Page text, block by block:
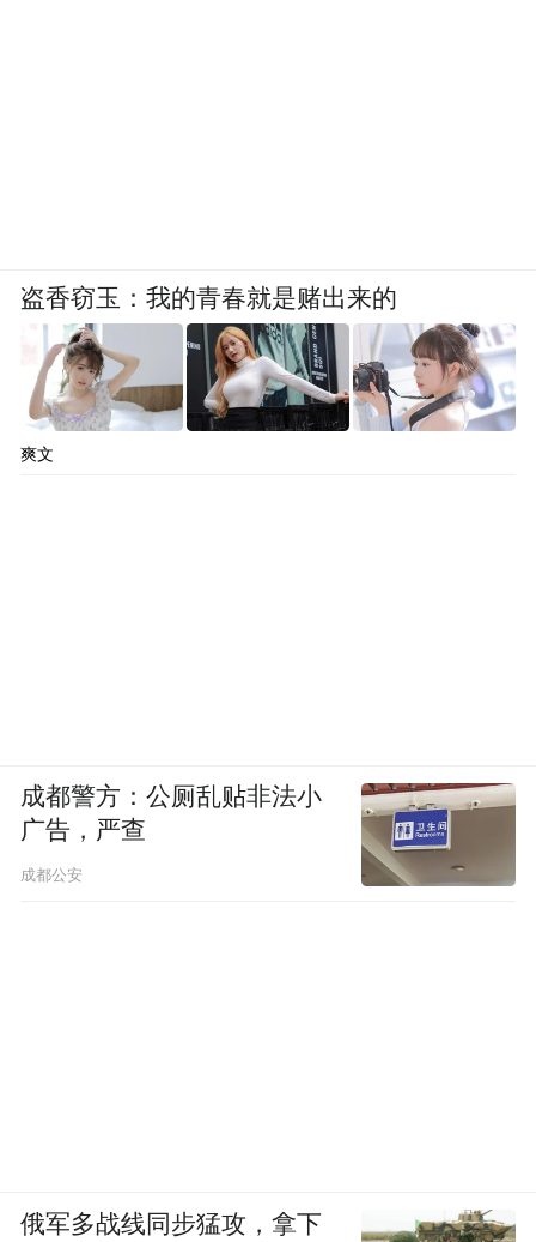
盗香窃玉：我的青春就是赌出来的
爽文
成都警方：公厕乱贴非法小
广告，严查
成都公安
俄军多战线同步猛攻，拿下